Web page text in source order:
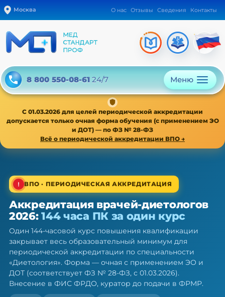
Москва О нас Отзывы Сведения Контакты
8 800 550-08-61 24/7 Меню
С 01.03.2026 для целей периодической аккредитации
допускается только очная форма обучения (с применением ЭО
и ДОТ) — по ФЗ № 28-ФЗ
Всё о периодической аккредитации ВПО →
ВПО · периодическая аккредитация · 1 раз в 5 лет
Аккредитация врачей-
диетологов: 144 ч ПК за один курс
Один курс закрывает весь минимум портфолио
— по 709н и ФЗ № 28-ФЗ
ВПО · ПЕРИОДИЧЕСКАЯ АККРЕДИТАЦИЯ
Аккредитация врачей-диетологов
2026:144 часа ПК за один курс
Один 144-часовой курс повышения квалификации
закрывает весь образовательный минимум для
периодической аккредитации по специальности
«Диетология». Форма — очная с применением ЭО и
ДОТ (соответствует ФЗ № 28-ФЗ, с 01.03.2026).
Внесение в ФИС ФРДО, куратор до подачи в ФРМР.